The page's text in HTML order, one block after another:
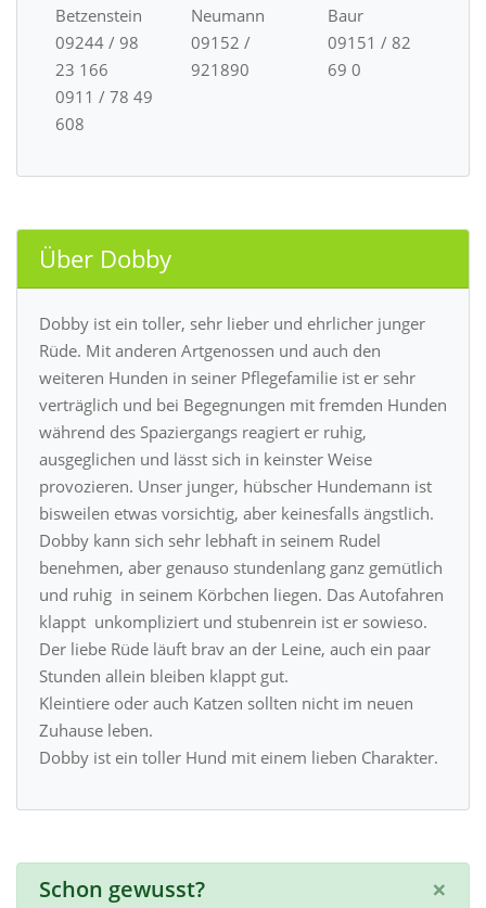
Betzenstein
09244 / 98
23 166
0911 / 78 49
608
Neumann
09152 /
921890
Baur
09151 / 82
69 0
Über Dobby
Dobby ist ein toller, sehr lieber und ehrlicher junger
Rüde. Mit anderen Artgenossen und auch den
weiteren Hunden in seiner Pflegefamilie ist er sehr
verträglich und bei Begegnungen mit fremden Hunden
während des Spaziergangs reagiert er ruhig,
ausgeglichen und lässt sich in keinster Weise
provozieren. Unser junger, hübscher Hundemann ist
bisweilen etwas vorsichtig, aber keinesfalls ängstlich.
Dobby kann sich sehr lebhaft in seinem Rudel
benehmen, aber genauso stundenlang ganz gemütlich
und ruhig in seinem Körbchen liegen. Das Autofahren
klappt unkompliziert und stubenrein ist er sowieso.
Der liebe Rüde läuft brav an der Leine, auch ein paar
Stunden allein bleiben klappt gut.
Kleintiere oder auch Katzen sollten nicht im neuen
Zuhause leben.
Dobby ist ein toller Hund mit einem lieben Charakter.
×
Schon gewusst?